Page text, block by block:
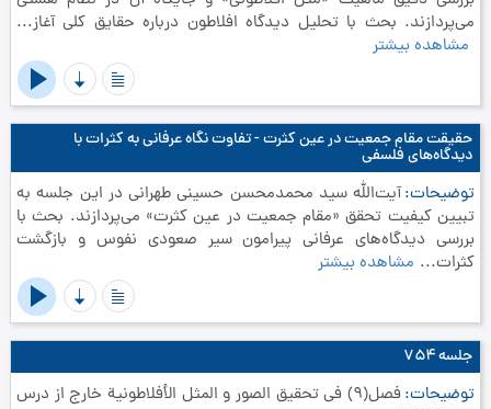
می‌پردازند. بحث با تحلیل دیدگاه افلاطون درباره حقایق کلی آغاز...
مشاهده بیشتر
حقیقت مقام جمعیت در عین کثرت - تفاوت نگاه عرفانی به کثرات با
دیدگاه‌های فلسفی
توضیحات آیت‌الله سید محمدمحسن حسینی طهرانی در این جلسه به
تبیین کیفیت تحقق «مقام جمعیت در عین کثرت» می‌پردازند. بحث با
بررسی دیدگاه‌های عرفانی پیرامون سیر صعودی نفوس و بازگشت
کثرات... مشاهده بیشتر
جلسه ۷۵۴
توضیحات
فصل(9) في تحقيق الصور و المثل الأفلاطونية خارج از درس